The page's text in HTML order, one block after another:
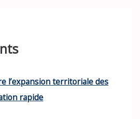
l’expansion territoriale des
rapide